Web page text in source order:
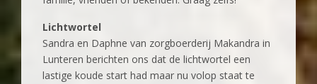
Lichtwortel
Sandra en Daphne van zorgboerderij Makandra in
Lunteren berichten ons dat de lichtwortel een
lastige koude start had maar nu volop staat te